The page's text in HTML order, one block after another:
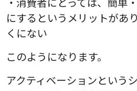
にするというメリットがあ
くにない
このようになります。
アクティベーションという